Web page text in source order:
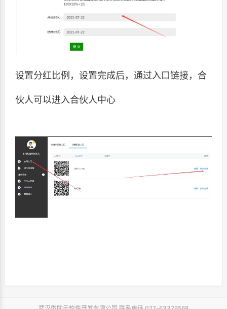
设置分红比例，设置完成后，通过入口链接，合
伙人可以进入合伙人中心